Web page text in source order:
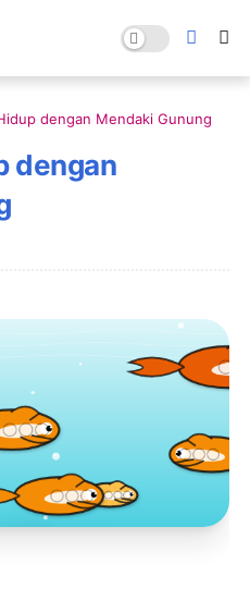
dengan Mendaki Gunung
dengan
Rasa